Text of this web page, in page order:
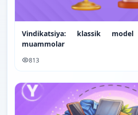
Vindikatsiya: klassik
muammolar
813